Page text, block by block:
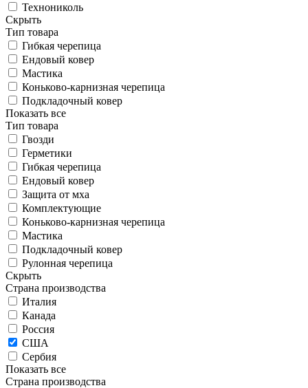
Технониколь
Скрыть
Тип товара
Гибкая черепица
Ендовый ковер
Мастика
Коньково-карнизная черепица
Подкладочный ковер
Показать все
Тип товара
Гвозди
Герметики
Гибкая черепица
Ендовый ковер
Защита от мха
Комплектующие
Коньково-карнизная черепица
Мастика
Подкладочный ковер
Рулонная черепица
Скрыть
Страна производства
Италия
Канада
Россия
США
Сербия
Показать все
Страна производства